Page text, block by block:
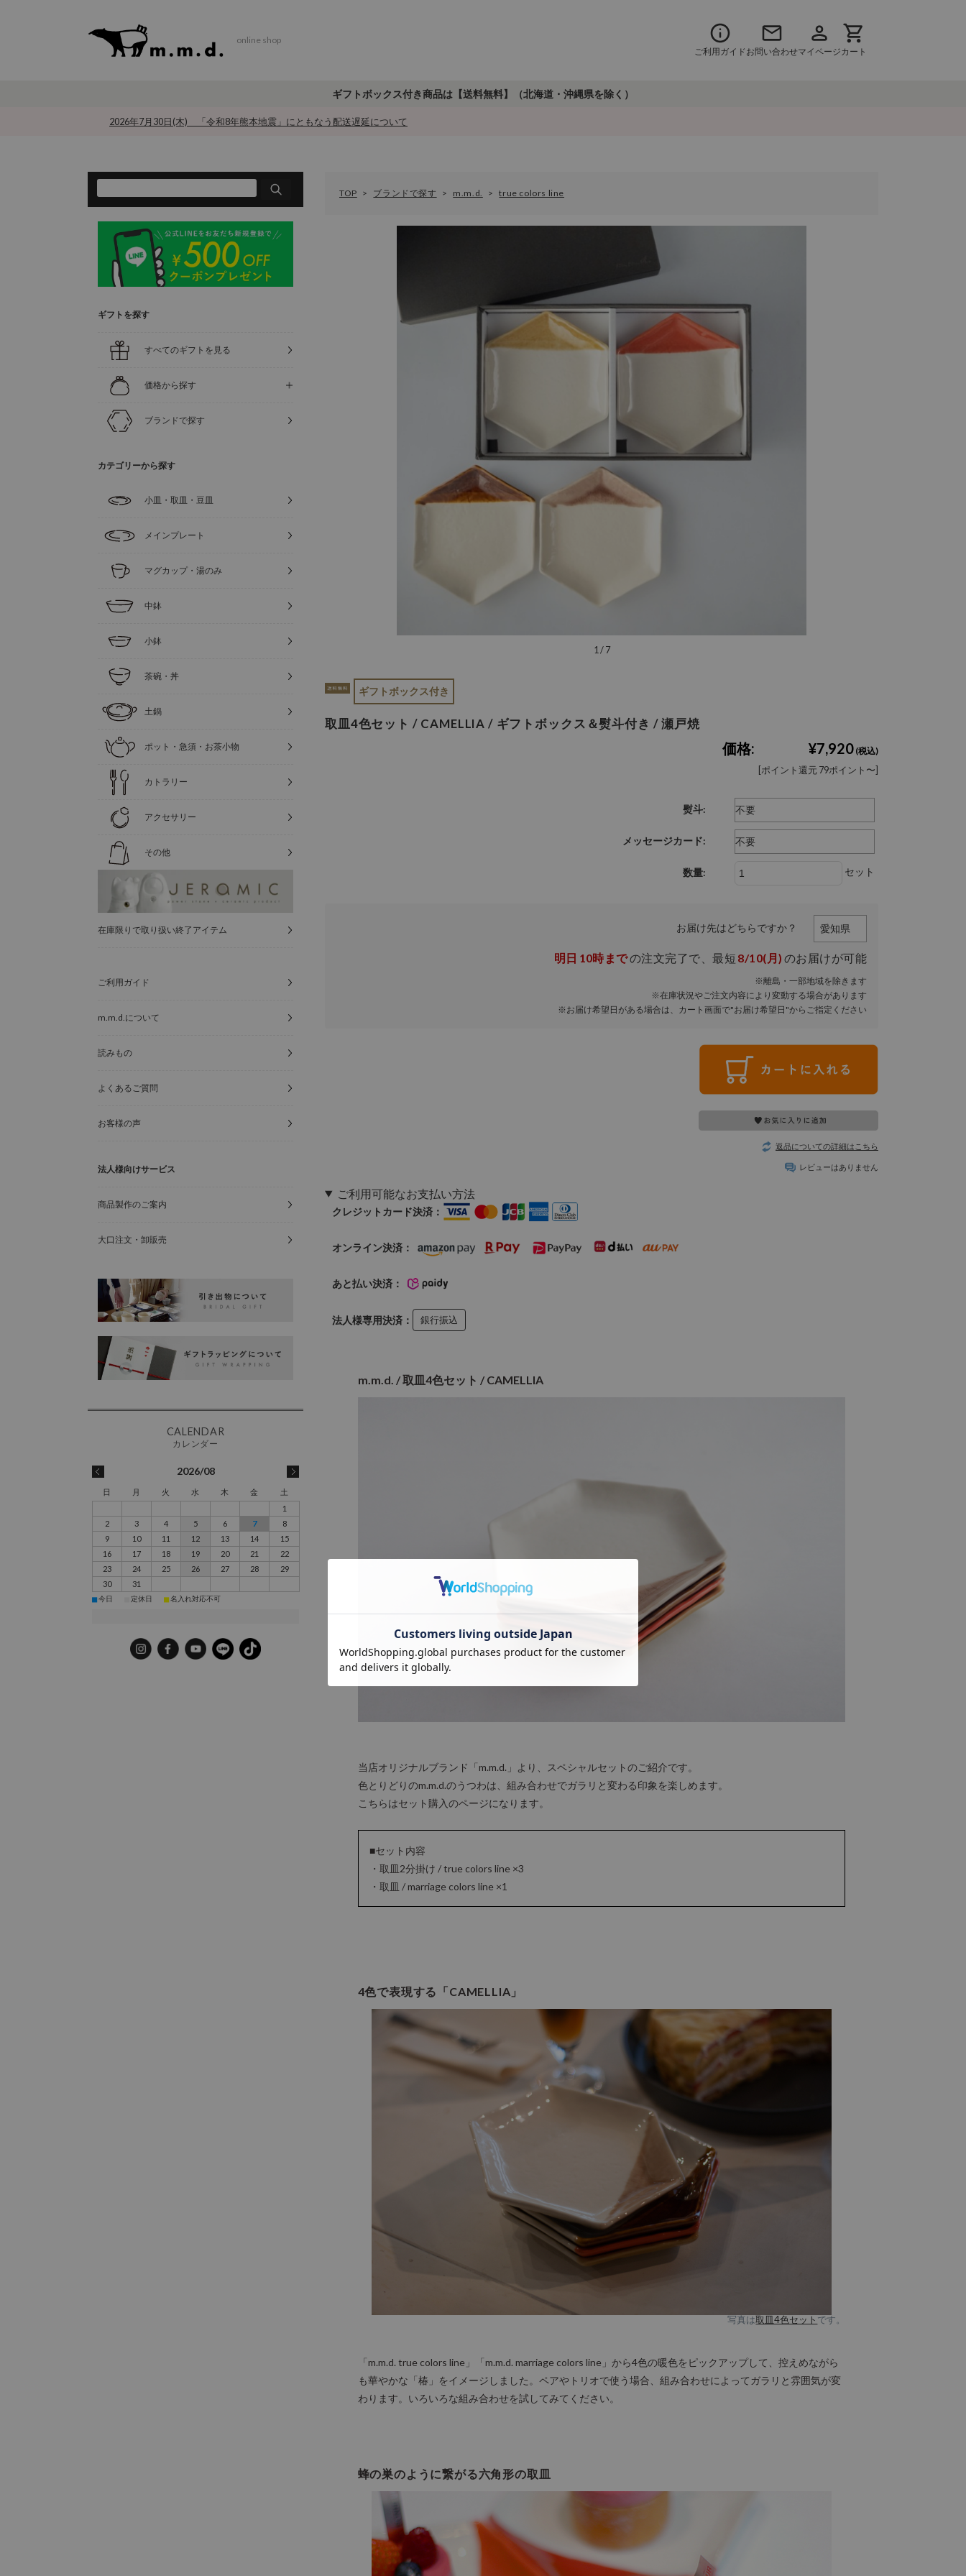
online shop
ご利用ガイドお問い合わせマイページカート
ギフトボックス付き商品は【送料無料】 （北海道・沖縄県を除く）
2026年7月30日(木) 「令和8年熊本地震」にともなう配送遅延について
TOP ブランドで探す m.m.d. true colors line
1 /7
ギフトボックス付き
取皿4色セット / CAMELLIA / ギフトボックス＆熨斗付き / 瀬戸焼
価格: ¥7,920 (税込)
[ポイント還元 79ポイント〜]
熨斗:
メッセージカード:
数量: セット
お届け先はどちらですか？
明日 10時までの注文完了で、最短 8/10(月) のお届けが可能
※離島・一部地域を除きます
※在庫状況やご注文内容により変動する場合があります
※お届け希望日がある場合は、カート画面で"お届け希望日"からご指定ください
返品についての詳細はこちら
レビューはありません
ご利用可能なお支払い方法
クレジットカード決済：
オンライン決済：
あと払い決済：
法人様専用決済： 銀行振込
m.m.d. / 取皿4色セット / CAMELLIA
当店オリジナルブランド「m.m.d.」より、スペシャルセットのご紹介です。
色とりどりのm.m.d.のうつわは、組み合わせでガラリと変わる印象を楽しめます。
こちらはセット購入のページになります。
■セット内容
・取皿2分掛け / true colors line ×3
・取皿 / marriage colors line ×1
4色で表現する「CAMELLIA」
写真は取皿4色セット です。
「m.m.d. true colors line」「m.m.d. marriage colors line」から4色の暖色をピックアップして、控えめながら
も華やかな「椿」をイメージしました。ペアやトリオで使う場合、組み合わせによってガラリと雰囲気が変
わります。いろいろな組み合わせを試してみてください。
蜂の巣のように繋がる六角形の取皿
ギフトを探す
すべてのギフトを見る
価格から探す
ブランドで探す
カテゴリーから探す
小皿・取皿・豆皿
メインプレート
マグカップ・湯のみ
中鉢
小鉢
茶碗・丼
土鍋
ポット・急須・お茶小物
カトラリー
アクセサリー
その他
在庫限りで取り扱い終了アイテム
ご利用ガイド
m.m.d.について
読みもの
よくあるご質問
お客様の声
法人様向けサービス
商品製作のご案内
大口注文・卸販売
2026/08
日 月 火 水 木 金
土
1
2
3 4 5 6 7
8
9
10 11 12 13 14
15
16
17 18 19 20 21
22
23
24 25 26 27 28
29
30
31
■今日 定休日 ■名入れ対応不可
InstagramFacebookYouTubeLINE